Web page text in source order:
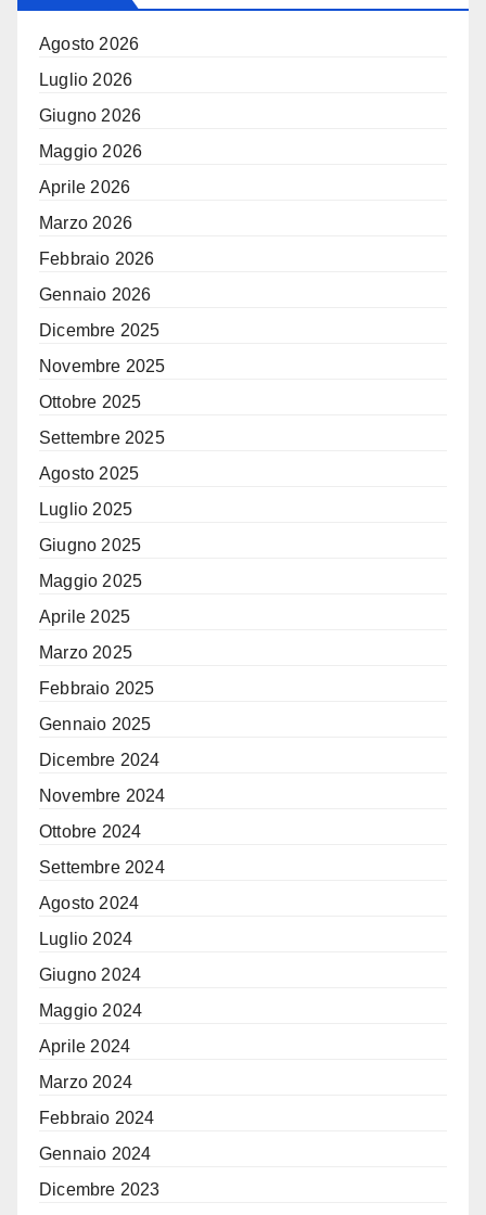
Agosto 2026
Luglio 2026
Giugno 2026
Maggio 2026
Aprile 2026
Marzo 2026
Febbraio 2026
Gennaio 2026
Dicembre 2025
Novembre 2025
Ottobre 2025
Settembre 2025
Agosto 2025
Luglio 2025
Giugno 2025
Maggio 2025
Aprile 2025
Marzo 2025
Febbraio 2025
Gennaio 2025
Dicembre 2024
Novembre 2024
Ottobre 2024
Settembre 2024
Agosto 2024
Luglio 2024
Giugno 2024
Maggio 2024
Aprile 2024
Marzo 2024
Febbraio 2024
Gennaio 2024
Dicembre 2023